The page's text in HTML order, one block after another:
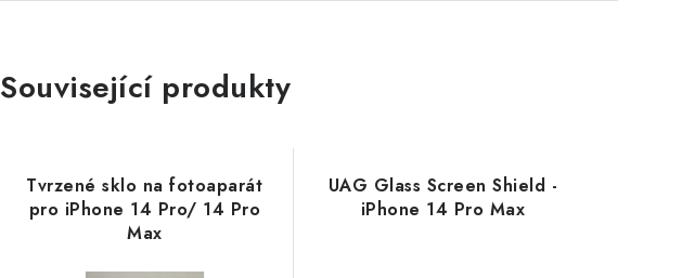
Související produkty
Tvrzené sklo na fotoaparát
pro iPhone 14 Pro/ 14 Pro
Max
UAG Glass Screen Shield -
iPhone 14 Pro Max